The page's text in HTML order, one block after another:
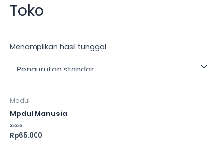
Toko
Menampilkan hasil tunggal
Modul
Mpdul Manusia
Dinilai
0
Rp65.000